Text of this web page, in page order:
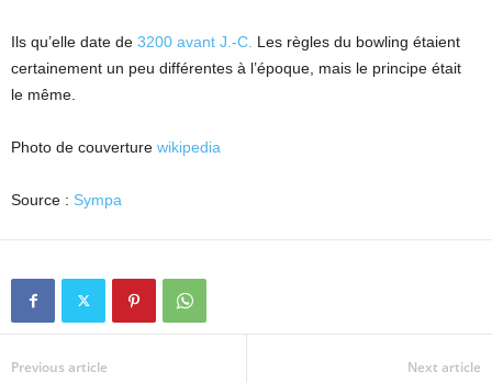
Ils qu’elle date de 3200 avant J.-C. Les règles du bowling étaient
certainement un peu différentes à l’époque, mais le principe était
le même.
Photo de couverture wikipedia
Source : Sympa
Previous article Next article